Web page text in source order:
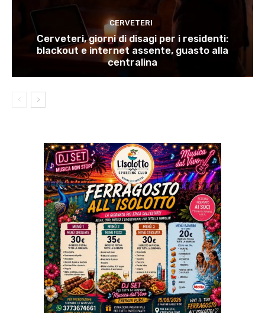
CERVETERI
Cerveteri, giorni di disagi per i residenti:
blackout e internet assente, guasto alla
centralina